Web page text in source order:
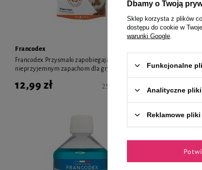
Francodex
Francodex Przysmaki zapobiegające
nieprzyjemnym zapachom dla gryzoni 50 g
12,99 zł 259,80 zł / kg 13,99 zł
Dbamy o Twoją
Sklep korzysta z plików
dostępu do cookie w
warunki Google
Funkcjonalne
Analityczne
Reklamowe